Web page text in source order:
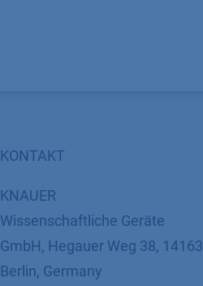
KONTAKT
KNAUER
Wissenschaftliche Geräte
GmbH, Hegauer Weg 38, 14163
Berlin, Germany